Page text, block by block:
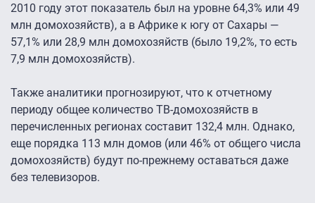
2010 году этот показатель был на уровне 64,3% или 49
млн домохозяйств), а в Африке к югу от Сахары —
57,1% или 28,9 млн домохозяйств (было 19,2%, то есть
7,9 млн домохозяйств).
Также аналитики прогнозируют, что к отчетному
периоду общее количество ТВ-домохозяйств в
перечисленных регионах составит 132,4 млн. Однако,
еще порядка 113 млн домов (или 46% от общего числа
домохозяйств) будут по-прежнему оставаться даже
без телевизоров.